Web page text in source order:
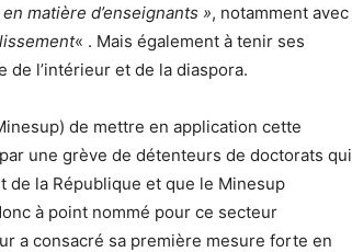
matière d’enseignants », notamment avec
« . Mais également à tenir ses
de l’intérieur et de la diaspora.
de mettre en application cette
une grève de détenteurs de doctorats qui
la République et que le Minesup
à point nommé pour ce secteur
a consacré sa première mesure forte en